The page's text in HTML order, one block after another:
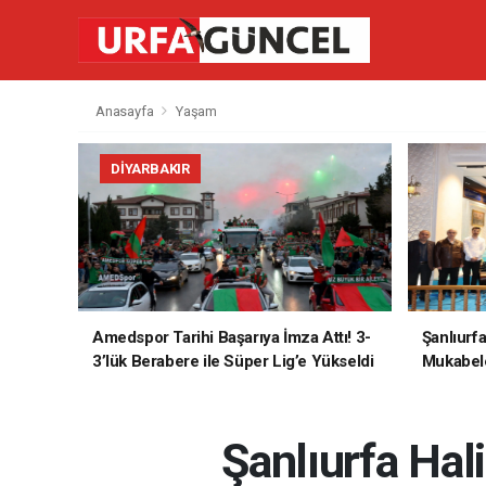
Anasayfa Yaşam
DIYARBAKIR
Amedspor Tarihi Başarıya İmza Attı! 3-
3’lük Berabere ile Süper Lig’e Yükseldi
Şanlıurfa